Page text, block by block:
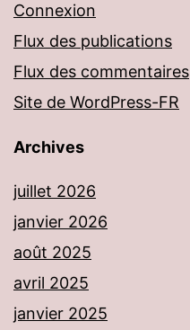
Connexion
Flux des publications
Flux des commentaires
Site de WordPress-FR
Archives
juillet 2026
janvier 2026
août 2025
avril 2025
janvier 2025